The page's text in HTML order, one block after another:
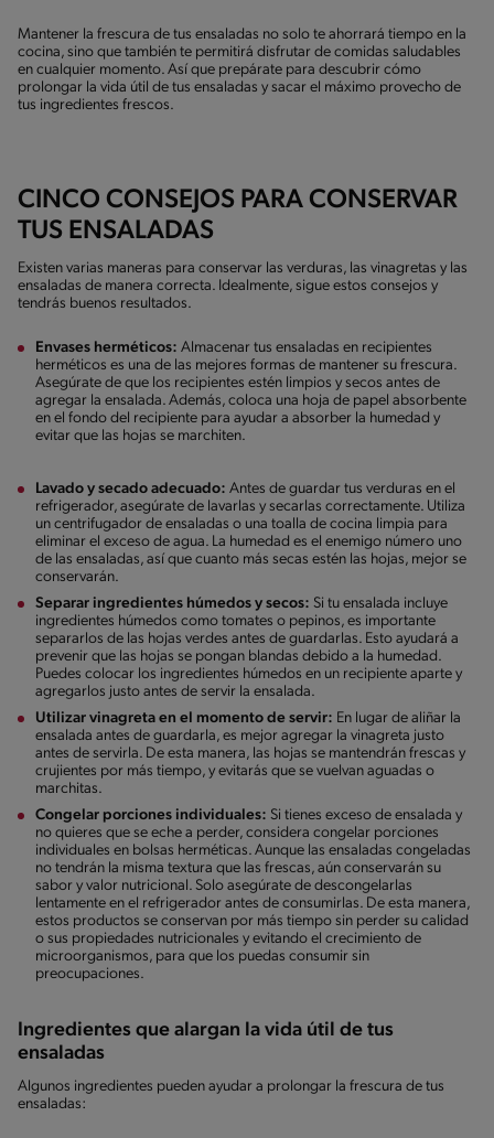
Mantener la frescura de tus ensaladas no solo te ahorrará tiempo en la
cocina, sino que también te permitirá disfrutar de comidas saludables
en cualquier momento. Así que prepárate para descubrir cómo
prolongar la vida útil de tus ensaladas y sacar el máximo provecho de
tus ingredientes frescos.
CINCO CONSEJOS PARA CONSERVAR
TUS ENSALADAS
Existen varias maneras para conservar las verduras, las vinagretas y las
ensaladas de manera correcta. Idealmente, sigue estos consejos y
tendrás buenos resultados.
Envases herméticos: Almacenar tus ensaladas en recipientes
herméticos es una de las mejores formas de mantener su frescura.
Asegúrate de que los recipientes estén limpios y secos antes de
agregar la ensalada. Además, coloca una hoja de papel absorbente
en el fondo del recipiente para ayudar a absorber la humedad y
evitar que las hojas se marchiten.
Lavado y secado adecuado: Antes de guardar tus verduras en el
refrigerador, asegúrate de lavarlas y secarlas correctamente. Utiliza
un centrifugador de ensaladas o una toalla de cocina limpia para
eliminar el exceso de agua. La humedad es el enemigo número uno
de las ensaladas, así que cuanto más secas estén las hojas, mejor se
conservarán.
Separar ingredientes húmedos y secos: Si tu ensalada incluye
ingredientes húmedos como tomates o pepinos, es importante
separarlos de las hojas verdes antes de guardarlas. Esto ayudará a
prevenir que las hojas se pongan blandas debido a la humedad.
Puedes colocar los ingredientes húmedos en un recipiente aparte y
agregarlos justo antes de servir la ensalada.
Utilizar vinagreta en el momento de servir: En lugar de aliñar la
ensalada antes de guardarla, es mejor agregar la vinagreta justo
antes de servirla. De esta manera, las hojas se mantendrán frescas y
crujientes por más tiempo, y evitarás que se vuelvan aguadas o
marchitas.
Congelar porciones individuales: Si tienes exceso de ensalada y
no quieres que se eche a perder, considera congelar porciones
individuales en bolsas herméticas. Aunque las ensaladas congeladas
no tendrán la misma textura que las frescas, aún conservarán su
sabor y valor nutricional. Solo asegúrate de descongelarlas
lentamente en el refrigerador antes de consumirlas. De esta manera,
estos productos se conservan por más tiempo sin perder su calidad
o sus propiedades nutricionales y evitando el crecimiento de
microorganismos, para que los puedas consumir sin
preocupaciones.
Ingredientes que alargan la vida útil de tus
ensaladas
Algunos ingredientes pueden ayudar a prolongar la frescura de tus
ensaladas: